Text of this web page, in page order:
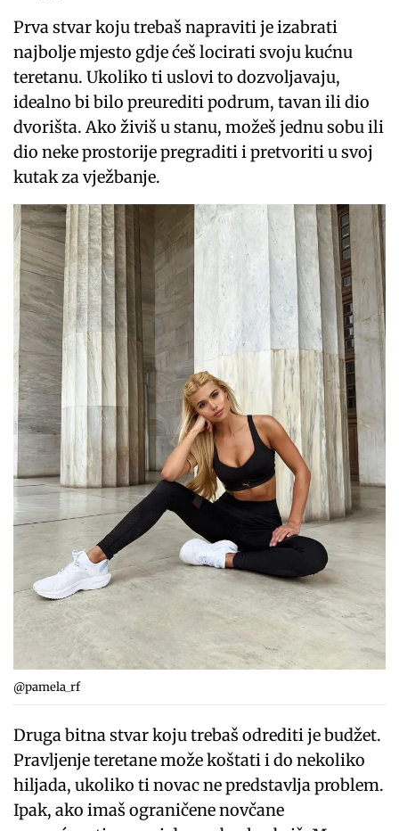
Prva stvar koju trebaš napraviti je izabrati
najbolje mjesto gdje ćeš locirati svoju kućnu
teretanu. Ukoliko ti uslovi to dozvoljavaju,
idealno bi bilo preurediti podrum, tavan ili dio
dvorišta. Ako živiš u stanu, možeš jednu sobu ili
dio neke prostorije pregraditi i pretvoriti u svoj
kutak za vježbanje.
@pamela_rf
Druga bitna stvar koju trebaš odrediti je budžet.
Pravljenje teretane može koštati i do nekoliko
hiljada, ukoliko ti novac ne predstavlja problem.
Ipak, ako imaš ograničene novčane